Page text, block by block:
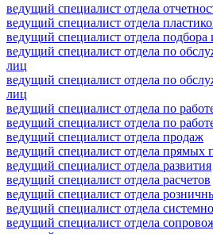
ведущий специалист отдела
ведущий специалист отдела
ведущий специалист отдела подбора
ведущий специалист отдела по
лиц
ведущий специалист отдела по
лиц
ведущий специалист отдела по
ведущий специалист отдела по
ведущий специалист отдела продаж
ведущий специалист отдела прямых
ведущий специалист отдела развития
ведущий специалист отдела расчетов
ведущий специалист отдела
ведущий специалист отдела
ведущий специалист отдела